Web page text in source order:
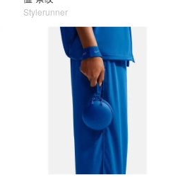
Stylerunner